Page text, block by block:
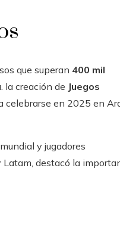
que superan 400 mil
la creación de Juegos
celebrarse en 2025 en
y jugadores
destacó la